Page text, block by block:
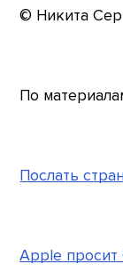
© Никита
По
Послать
Apple просит